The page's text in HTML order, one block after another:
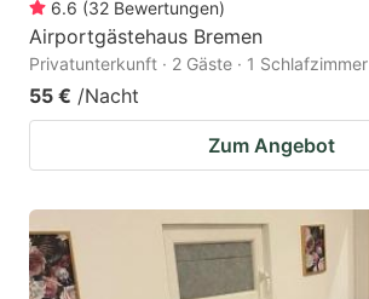
6.6 (32 Bewertungen)
Airportgästehaus Bremen
Privatunterkunft · 2 Gäste · 1 Schlafzimmer
55 € /Nacht
Zum Angebot